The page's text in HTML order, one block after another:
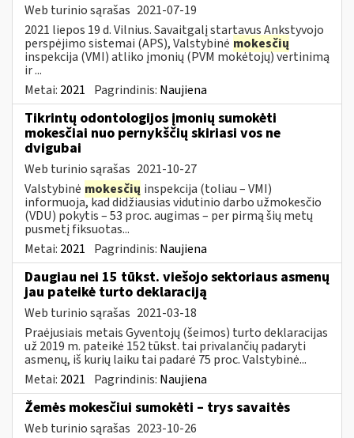
Web turinio sąrašas 2021-07-19
2021 liepos 19 d. Vilnius. Savaitgalį startavus Ankstyvojo
perspėjimo sistemai (APS), Valstybinė mokesčių
inspekcija (VMI) atliko įmonių (PVM mokėtojų) vertinimą
ir ...
Metai: 2021 Pagrindinis: Naujiena
Tikrintų odontologijos įmonių sumokėti
mokesčiai nuo pernykščių skiriasi vos ne
dvigubai
Web turinio sąrašas 2021-10-27
Valstybinė mokesčių inspekcija (toliau – VMI)
informuoja, kad didžiausias vidutinio darbo užmokesčio
(VDU) pokytis – 53 proc. augimas – per pirmą šių metų
pusmetį fiksuotas...
Metai: 2021 Pagrindinis: Naujiena
Daugiau nei 15 tūkst. viešojo sektoriaus asmenų
jau pateikė turto deklaraciją
Web turinio sąrašas 2021-03-18
Praėjusiais metais Gyventojų (šeimos) turto deklaracijas
už 2019 m. pateikė 152 tūkst. tai privalančių padaryti
asmenų, iš kurių laiku tai padarė 75 proc. Valstybinė...
Metai: 2021 Pagrindinis: Naujiena
Žemės mokesčiui sumokėti – trys savaitės
Web turinio sąrašas 2023-10-26